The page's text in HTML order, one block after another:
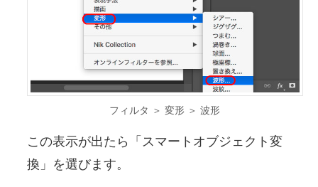
フィルタ ＞ 変形 ＞ 波形
この表示が出たら「スマートオブジェクト変
換」を選びます。